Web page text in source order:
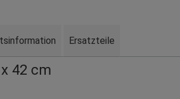
Ersatzteile
42 cm